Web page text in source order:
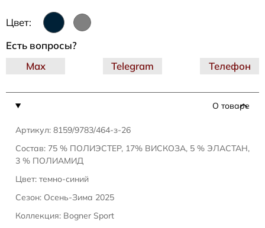
Цвет:
О товаре
Артикул: 8159/9783/464-з-26
Состав: 75 % ПОЛИЭСТЕР, 17% ВИСКОЗА, 5 % ЭЛАСТАН,
3 % ПОЛИАМИД
Цвет: темно-синий
Сезон: Осень-Зима 2025
Коллекция: Bogner Sport
Есть вопросы?
Telegram
Max Телефон